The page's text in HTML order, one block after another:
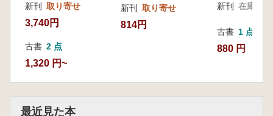
新刊 取り寄せ
3,740円
古書 2 点
1,320 円~
新刊 取り寄せ
814円
新刊 在庫なし
古書 1 点
880 円
最近見た本